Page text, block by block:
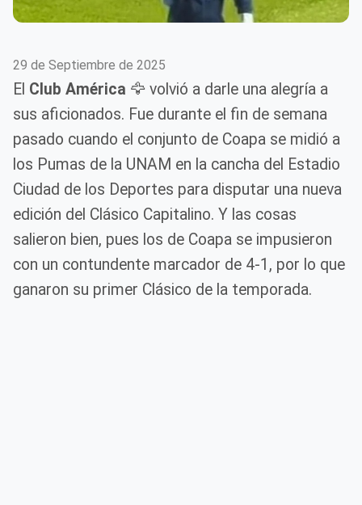
29 de Septiembre de 2025
El Club América 🦅 volvió a darle una alegría a
sus aficionados. Fue durante el fin de semana
pasado cuando el conjunto de Coapa se midió a
los Pumas de la UNAM en la cancha del Estadio
Ciudad de los Deportes para disputar una nueva
edición del Clásico Capitalino. Y las cosas
salieron bien, pues los de Coapa se impusieron
con un contundente marcador de 4-1, por lo que
ganaron su primer Clásico de la temporada.